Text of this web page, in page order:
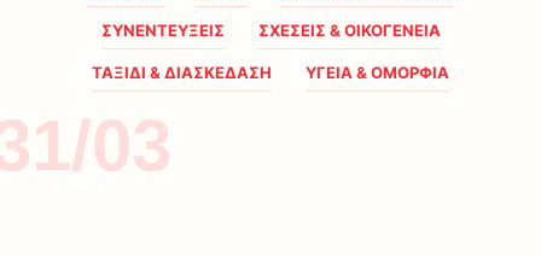
ΣΥΝΕΝΤΕΥΞΕΙΣ ΣΧΕΣΕΙΣ & ΟΙΚΟΓΕΝΕΙΑ
ΤΑΞΙΔΙ & ΔΙΑΣΚΕΔΑΣΗ ΥΓΕΙΑ & ΟΜΟΡΦΙΑ
03